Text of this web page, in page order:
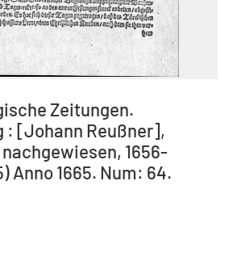
Zeitungen.
: [Johann Reußner],
nachgewiesen, 1656-
Anno 1665. Num: 64.